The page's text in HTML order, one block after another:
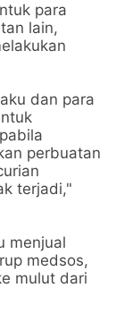
para
lain,
dan para
perbuatan
terjadi,"
menjual
medsos,
mulut dari